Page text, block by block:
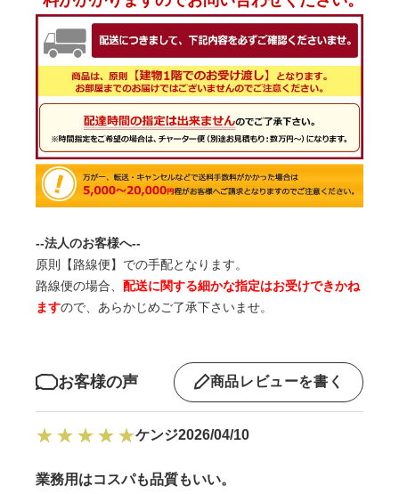
--法人のお客様へ--
原則【路線便】での手配となります。
路線便の場合、 配送に関する細かな指定はお受けできかね
ますので、あらかじめご了承下さいませ。
お客様の声 商品レビューを書く
ケンジ2026/04/10
業務用はコスパも品質もいい。